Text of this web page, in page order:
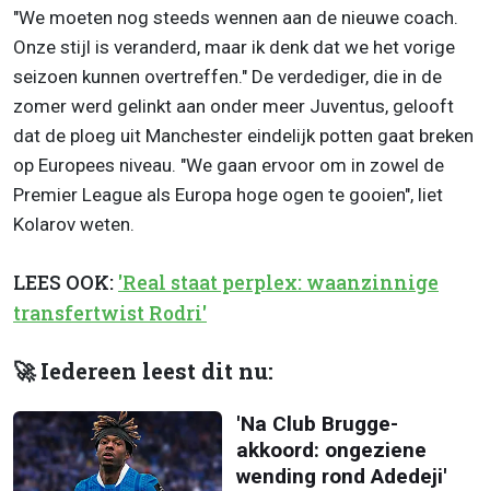
"We moeten nog steeds wennen aan de nieuwe coach.
Onze stijl is veranderd, maar ik denk dat we het vorige
seizoen kunnen overtreffen." De verdediger, die in de
zomer werd gelinkt aan onder meer Juventus, gelooft
dat de ploeg uit Manchester eindelijk potten gaat breken
op Europees niveau. "We gaan ervoor om in zowel de
Premier League als Europa hoge ogen te gooien", liet
Kolarov weten.
LEES OOK: 'Real staat perplex: waanzinnige
transfertwist Rodri'
🚀 Iedereen leest dit nu:
'Na Club Brugge-
akkoord: ongeziene
wending rond Adedeji'